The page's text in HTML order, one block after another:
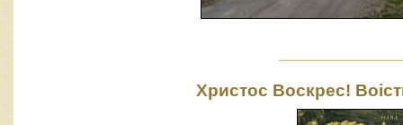
Христос Воскрес!